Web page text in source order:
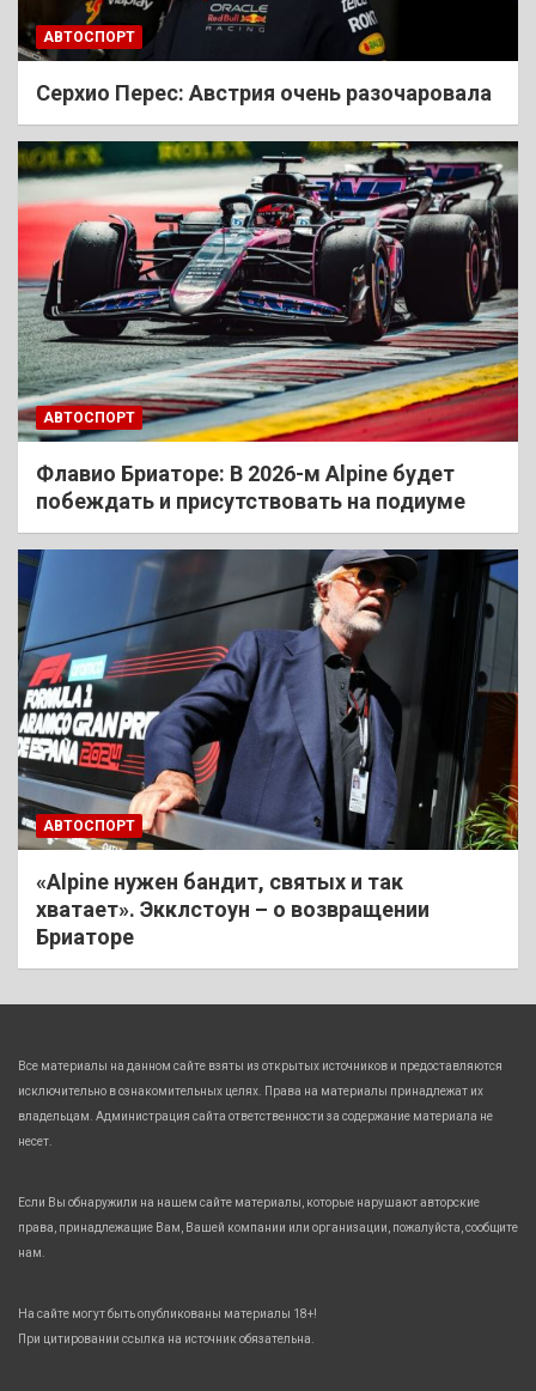
АВТОСПОРТ
Cерхио Перес: Австрия очень разочаровала
АВТОСПОРТ
Флавио Бриаторе: В 2026-м Alpine будет
побеждать и присутствовать на подиуме
АВТОСПОРТ
«Alpine нужен бандит, святых и так
хватает». Экклстоун – о возвращении
Бриаторе
Все материалы на данном сайте взяты из открытых источников и предоставляются
исключительно в ознакомительных целях. Права на материалы принадлежат их
владельцам. Администрация сайта ответственности за содержание материала не
несет.
Если Вы обнаружили на нашем сайте материалы, которые нарушают авторские
права, принадлежащие Вам, Вашей компании или организации, пожалуйста, сообщите
нам.
На сайте могут быть опубликованы материалы 18+!
При цитировании ссылка на источник обязательна.